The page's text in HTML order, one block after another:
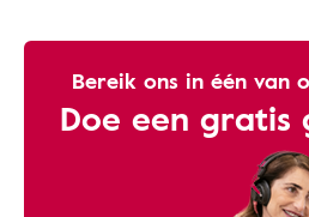
Bereik ons ​​in één van
Doe een